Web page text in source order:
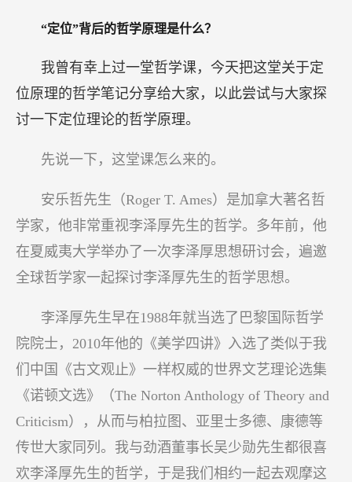
“定位”背后的哲学原理是什么？
我曾有幸上过一堂哲学课，今天把这堂关于定
位原理的哲学笔记分享给大家，以此尝试与大家探
讨一下定位理论的哲学原理。
先说一下，这堂课怎么来的。
安乐哲先生（Roger T. Ames）是加拿大著名哲
学家，他非常重视李泽厚先生的哲学。多年前，他
在夏威夷大学举办了一次李泽厚思想研讨会，遍邀
全球哲学家一起探讨李泽厚先生的哲学思想。
李泽厚先生早在1988年就当选了巴黎国际哲学
院院士，2010年他的《美学四讲》入选了类似于我
们中国《古文观止》一样权威的世界文艺理论选集
《诺顿文选》（The Norton Anthology of Theory and
Criticism），从而与柏拉图、亚里士多德、康德等
传世大家同列。我与劲酒董事长吴少勋先生都很喜
欢李泽厚先生的哲学，于是我们相约一起去观摩这